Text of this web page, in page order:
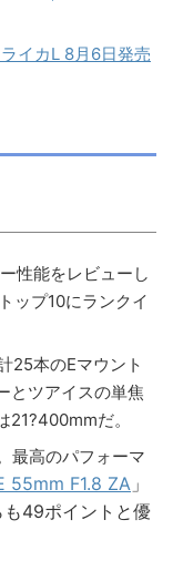
イカL 8月6日発売
性能をレビューし
ップ10にランクイ
25本のEマウント
とツアイスの単焦
21?400mmだ。
最高のパフォーマ
55mm F1.8 ZA 」
も49ポイントと優